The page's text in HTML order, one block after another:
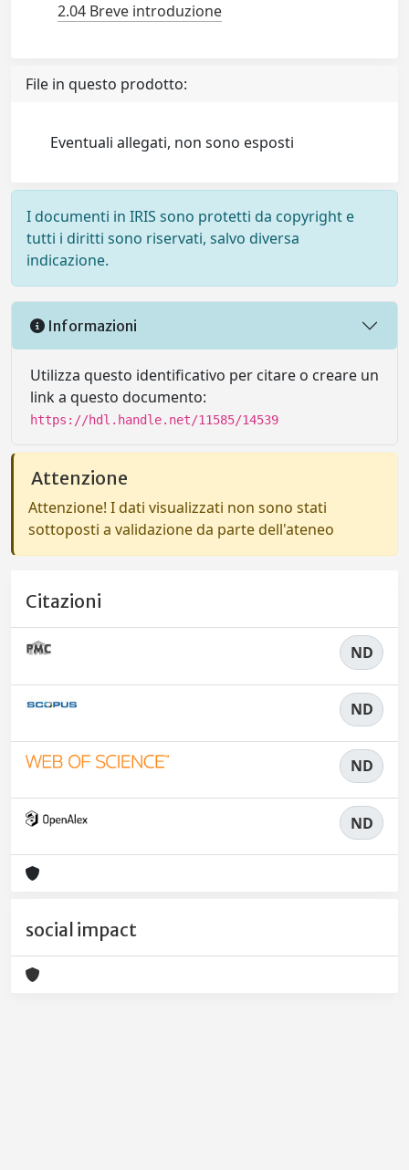
2.04 Breve introduzione
File in questo prodotto:
Eventuali allegati, non sono esposti
I documenti in IRIS sono protetti da copyright e
tutti i diritti sono riservati, salvo diversa
indicazione.
Informazioni
Utilizza questo identificativo per citare o creare un
link a questo documento:
https://hdl.handle.net/11585/14539
Attenzione
Attenzione! I dati visualizzati non sono stati
sottoposti a validazione da parte dell'ateneo
Citazioni
ND
ND
ND
ND
social impact